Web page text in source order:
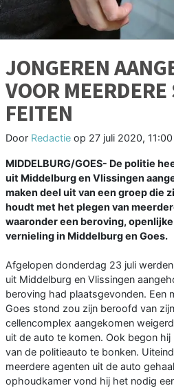
JONGEREN
VOOR
FEITEN
Door Redactie op 27 juli 2020,
MIDDELBURG/GOES- De politie
uit Middelburg en Vlissingen
maken deel uit van een groep die
houdt met het plegen van
waaronder een beroving,
vernieling in Middelburg en Goes.
Afgelopen donderdag 23 juli
uit Middelburg en Vlissingen
beroving had plaatsgevonden. Een
Goes stond zou zijn beroofd van
cellencomplex aangekomen
uit de auto te komen. Ook begon
van de politieauto te bonken.
meerdere agenten uit de auto
ophoudkamer vond hij het nodig